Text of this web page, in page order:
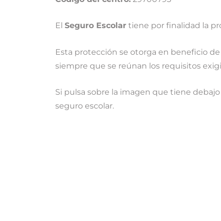
El Seguro Escolar tiene por finalidad la
Esta protección se otorga en beneficio
siempre que se reúnan los requisitos
Si pulsa sobre la imagen que tiene
seguro escolar.